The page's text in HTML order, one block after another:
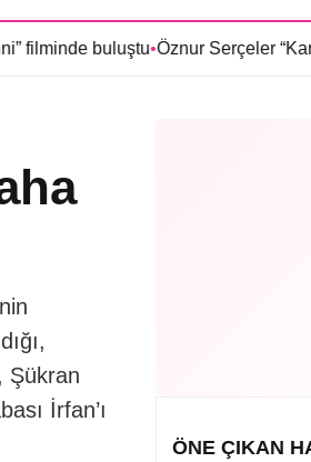
buluştu•Öznur Serçeler “Karma”
Şükran
İrfan’ı
ÖNE ÇIKAN